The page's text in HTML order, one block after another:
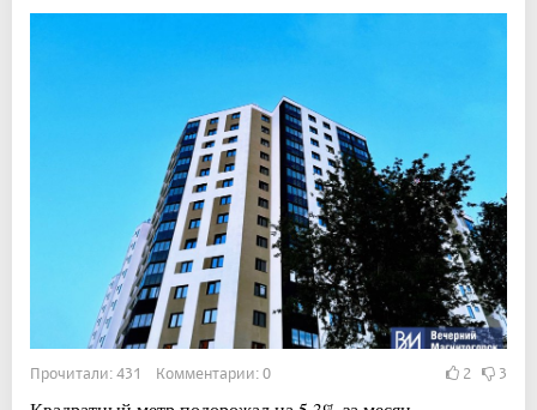
Прочитали: 431 Комментарии: 0 2 3